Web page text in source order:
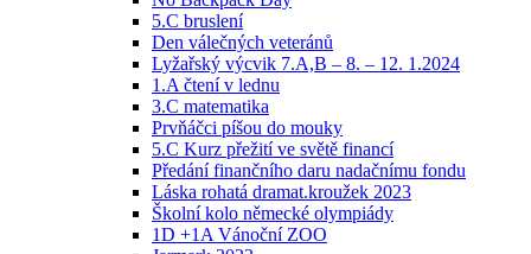
5.C bruslení
Den válečných veteránů
Lyžařský výcvik 7.A,B – 8. – 12. 1.2024
1.A čtení v lednu
3.C matematika
Prvňáčci píšou do mouky
5.C Kurz přežití ve světě financí
Předání finančního daru nadačnímu fondu
Láska rohatá dramat.kroužek 2023
Školní kolo německé olympiády
1D +1A Vánoční ZOO